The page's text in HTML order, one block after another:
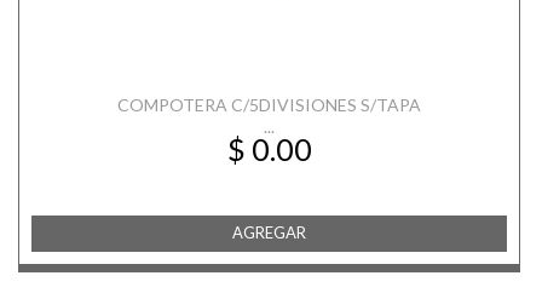
COMPOTERA C/5DIVISIONES S/TAPA
...
$ 0.00
AGREGAR